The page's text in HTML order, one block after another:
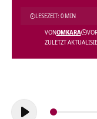
ZULETZT
VONOMKARA
LESEZEIT: 0 MIN
Audio-